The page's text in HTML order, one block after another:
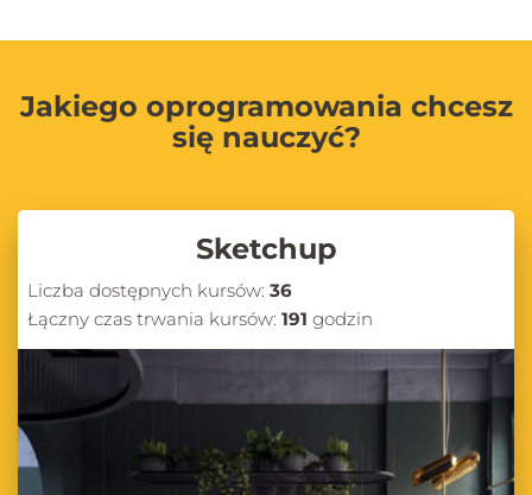
Jakiego oprogramowania chcesz
się nauczyć?
Sketchup
Liczba dostępnych kursów: 36
Łączny czas trwania kursów: 191 godzin